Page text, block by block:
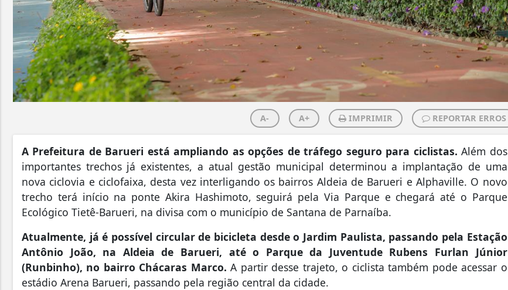
A- A+ IMPRIMIR REPORTAR ERROS
A Prefeitura de Barueri está ampliando as opções de tráfego seguro para ciclistas. Além dos
importantes trechos já existentes, a atual gestão municipal determinou a implantação de uma
nova ciclovia e ciclofaixa, desta vez interligando os bairros Aldeia de Barueri e Alphaville. O novo
trecho terá início na ponte Akira Hashimoto, seguirá pela Via Parque e chegará até o Parque
Ecológico Tietê-Barueri, na divisa com o município de Santana de Parnaíba.
Atualmente, já é possível circular de bicicleta desde o Jardim Paulista, passando pela Estação
Antônio João, na Aldeia de Barueri, até o Parque da Juventude Rubens Furlan Júnior
(Runbinho), no bairro Chácaras Marco.A partir desse trajeto, o ciclista também pode acessar o
estádio Arena Barueri, passando pela região central da cidade.